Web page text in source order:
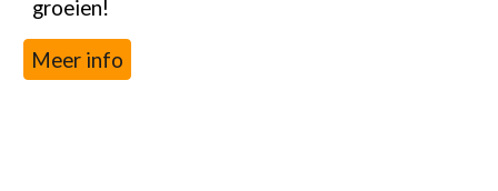
groeien!
Meer info